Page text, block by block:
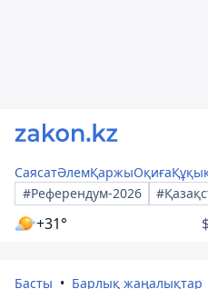
СаясатӘлемҚаржыОқиға
#Референдум-2026
+31°
Басты Барлық жаңалықтар